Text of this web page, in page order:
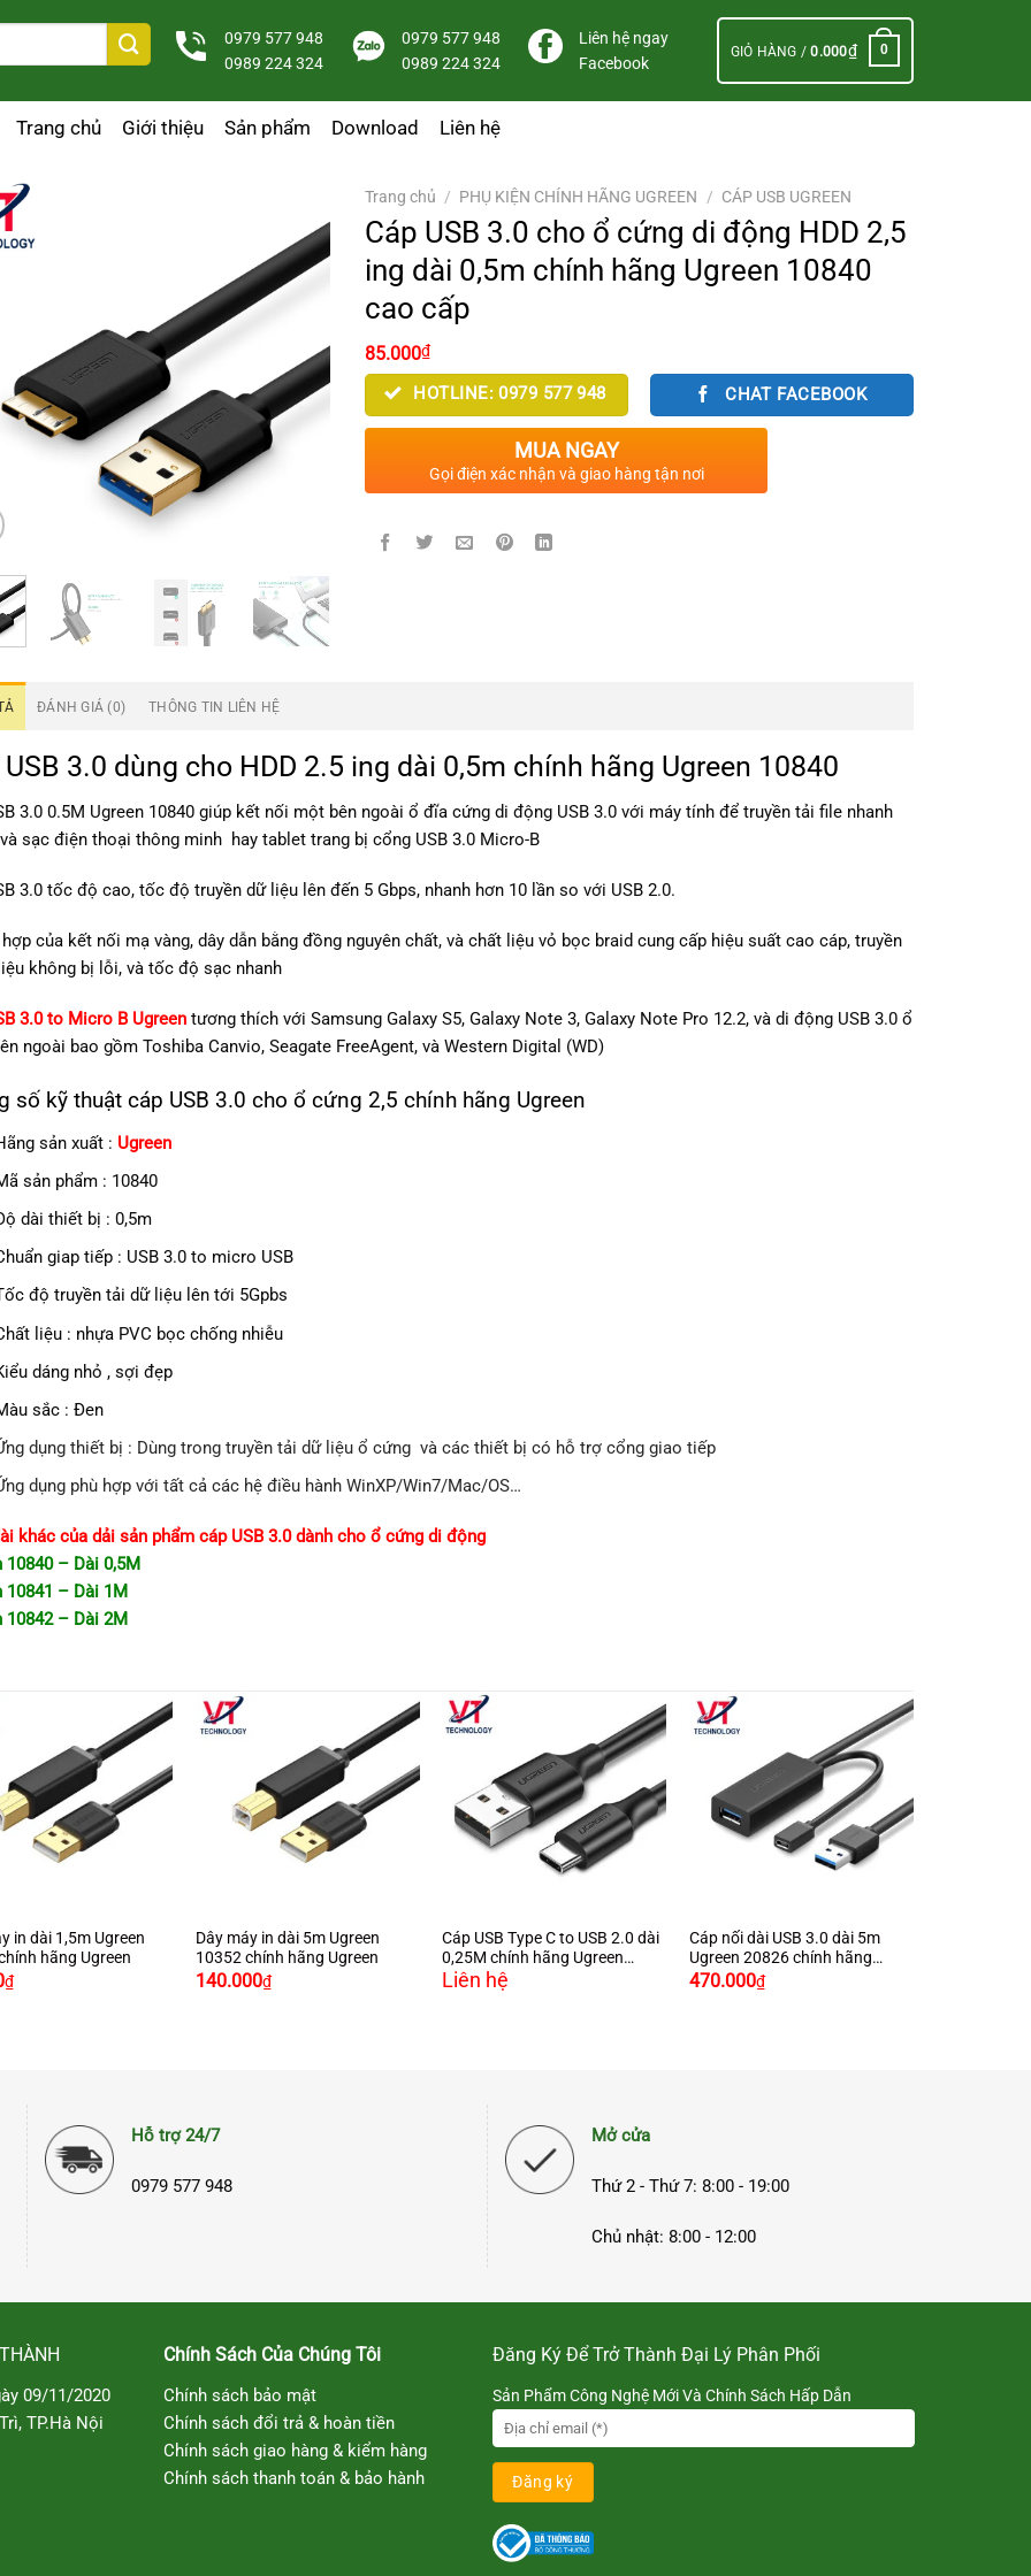
0979 577 948
0989 224 324
0979 577 948
0989 224 324
Liên hệ ngay
Facebook
GIỎ HÀNG /0.000₫ 0
Trang chủ Giới thiệu Sản phẩm Download Liên hệ
Trang chủ / PHỤ KIỆN CHÍNH HÃNG UGREEN / CÁP USB UGREEN
Cáp USB 3.0 cho ổ cứng di động HDD 2,5
ing dài 0,5m chính hãng Ugreen 10840
cao cấp
85.000₫
HOTLINE: 0979 577 948 CHAT FACEBOOK
MUA NGAY
Gọi điện xác nhận và giao hàng tận nơi
ĐÁNH GIÁ (0) THÔNG TIN LIÊN HỆ
USB 3.0 dùng cho HDD 2.5 ing dài 0,5m chính hãng Ugreen 10840
3.0 0.5M Ugreen 10840 giúp kết nối một bên ngoài ổ đĩa cứng di động USB 3.0 với máy tính để truyền tải file nhanh
sạc điện thoại thông minh hay tablet trang bị cổng USB 3.0 Micro-B
3.0 tốc độ cao, tốc độ truyền dữ liệu lên đến 5 Gbps, nhanh hơn 10 lần so với USB 2.0.
của kết nối mạ vàng, dây dẫn bằng đồng nguyên chất, và chất liệu vỏ bọc braid cung cấp hiệu suất cao cáp, truyền
không bị lỗi, và tốc độ sạc nhanh
3.0 to Micro B Ugreen tương thích với Samsung Galaxy S5, Galaxy Note 3, Galaxy Note Pro 12.2, và di động USB 3.0 ổ
ngoài bao gồm Toshiba Canvio, Seagate FreeAgent, và Western Digital (WD)
số kỹ thuật cáp USB 3.0 cho ổ cứng 2,5 chính hãng Ugreen
sản xuất : Ugreen
sản phẩm : 10840
dài thiết bị : 0,5m
giap tiếp : USB 3.0 to micro USB
độ truyền tải dữ liệu lên tới 5Gpbs
liệu : nhựa PVC bọc chống nhiễu
dáng nhỏ , sợi đẹp
sắc : Đen
dụng thiết bị : Dùng trong truyền tải dữ liệu ổ cứng và các thiết bị có hỗ trợ cổng giao tiếp
dụng phù hợp với tất cả các hệ điều hành WinXP/Win7/Mac/OS…
khác của dải sản phẩm cáp USB 3.0 dành cho ổ cứng di động
10840 – Dài 0,5M
10841 – Dài 1M
10842 – Dài 2M
in dài 1,5m Ugreen
hãng Ugreen
₫
Dây máy in dài 5m Ugreen
10352 chính hãng Ugreen
140.000₫
Cáp USB Type C to USB 2.0 dài
0,25M chính hãng Ugreen
60114 màu đen cao cấp
Liên hệ
Cáp nối dài USB 3.0 dài 5m
Ugreen 20826 chính hãng
Ugreen
Giá
470.000₫Giá
hiện
Hỗ trợ 24/7
0979 577 948
Mở cửa
Thứ 2 - Thứ 7: 8:00 - 19:00
Chủ nhật: 8:00 - 12:00
09/11/2020
TP.Hà Nội
Chính Sách Của Chúng Tôi
Chính sách bảo mật
Chính sách đổi trả & hoàn tiền
Chính sách giao hàng & kiểm hàng
Chính sách thanh toán & bảo hành
Đăng Ký Để Trở Thành Đại Lý Phân Phối
Sản Phẩm Công Nghệ Mới Và Chính Sách Hấp Dẫn